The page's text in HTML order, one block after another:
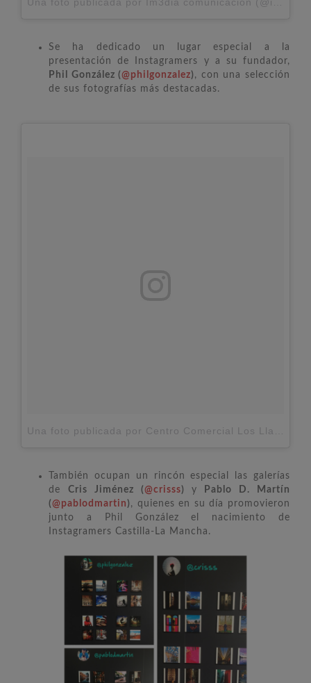
Se ha dedicado un lugar especial a la
presentación de Instagramers y a su fundador,
Phil González (@philgonzalez) , con una selección
de sus fotografías más destacadas.
También ocupan un rincón especial las galerías
de Cris Jiménez (@crisss) y
Pablo D. Martín
(@pablodmartin ) , quienes en su día promovieron
junto a Phil González el nacimiento de
Instagramers Castilla-La Mancha.